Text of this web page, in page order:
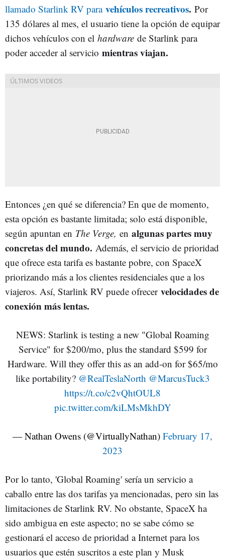
llamado Starlink RV para vehículos recreativos. Por
135 dólares al mes, el usuario tiene la opción de equipar
dichos vehículos con el hardware de Starlink para
poder acceder al servicio mientras viajan.
Entonces ¿en qué se diferencia? En que de momento,
esta opción es bastante limitada; solo está disponible,
según apuntan en The Verge, en algunas partes muy
concretas del mundo. Además, el servicio de prioridad
que ofrece esta tarifa es bastante pobre, con SpaceX
priorizando más a los clientes residenciales que a los
viajeros. Así, Starlink RV puede ofrecer velocidades de
conexión más lentas.
NEWS: Starlink is testing a new "Global Roaming
Service" for $200/mo, plus the standard $599 for
Hardware. Will they offer this as an add-on for $65/mo
like portability? @RealTeslaNorth @MarcusTuck3
https://t.co/c2vQhtOUL8
pic.twitter.com/kiLMsMkhDY
— Nathan Owens (@VirtuallyNathan) February 17,
2023
Por lo tanto, 'Global Roaming' sería un servicio a
caballo entre las dos tarifas ya mencionadas, pero sin las
limitaciones de Starlink RV. No obstante, SpaceX ha
sido ambigua en este aspecto; no se sabe cómo se
gestionará el acceso de prioridad a Internet para los
usuarios que estén suscritos a este plan y Musk